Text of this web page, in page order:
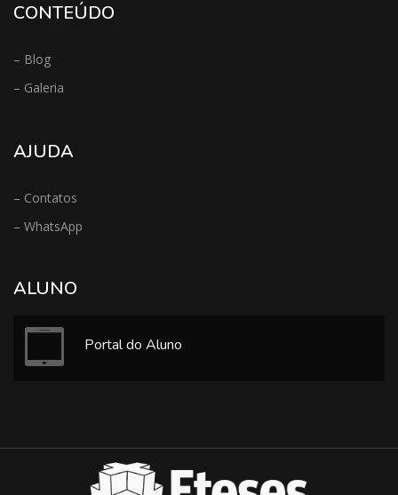
CONTEÚDO
– Blog
– Galeria
AJUDA
– Contatos
– WhatsApp
ALUNO
Portal do Aluno